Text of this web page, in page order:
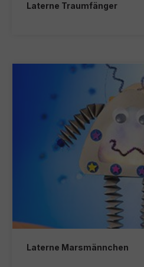
Laterne Traumfänger
Laterne Marsmännchen